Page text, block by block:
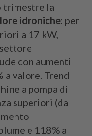
trimestre la
idroniche: per
a 17 kW,
con aumenti
a valore. Trend
a pompa di
superiori (da
e 118% a